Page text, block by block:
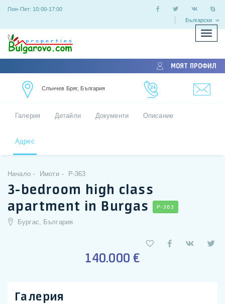
Пон-Пет: 10:00-17:00
Български
МОЯТ ПРОФИЛ
Слънчев Бряг, България
Галерия Детайли Документи Описание
Адрес
Начало Имоти P-363
3-bedroom high class
apartment in Burgas
P-363
Бургас, България
140.000 €
Галерия